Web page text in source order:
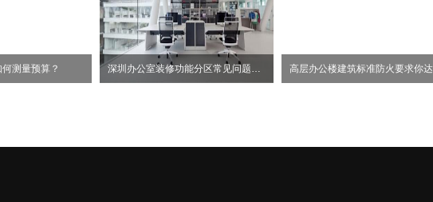
测量预算？ 深圳办公室装修功能分区常见问题事项